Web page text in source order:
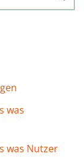
was
was Nutzer